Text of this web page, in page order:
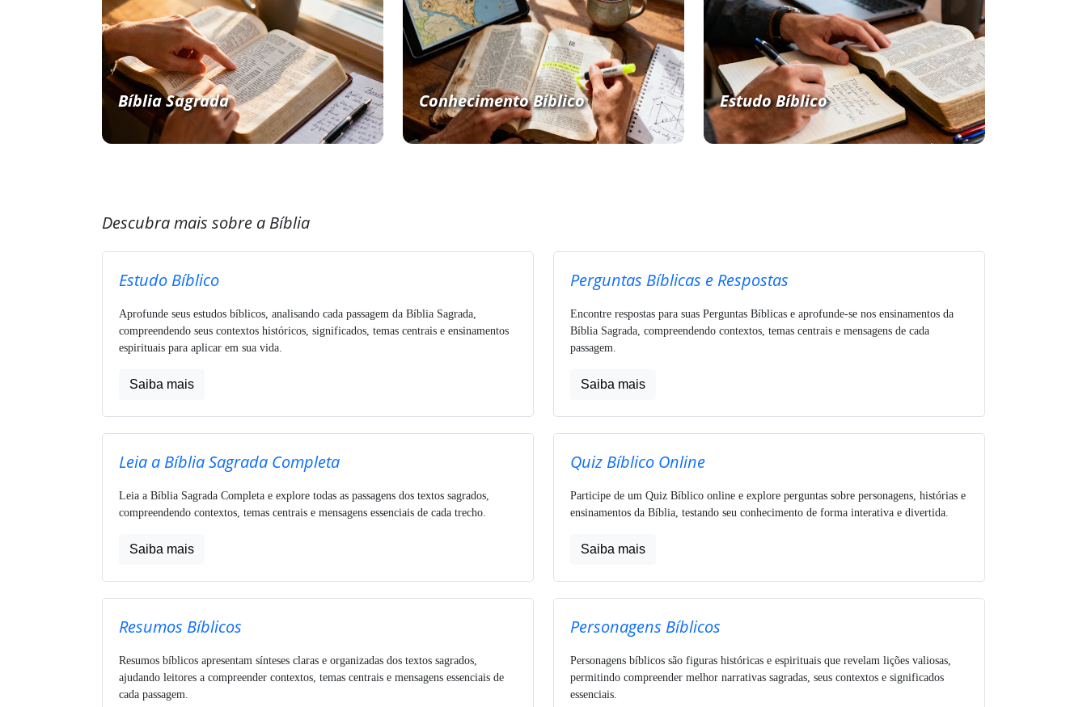
Bíblia Sagrada Conhecimento Bíblico Estudo Bíblico
Descubra mais sobre a Bíblia
Estudo Bíblico
Aprofunde seus estudos bíblicos, analisando cada passagem da Bíblia Sagrada,
compreendendo seus contextos históricos, significados, temas centrais e ensinamentos
espirituais para aplicar em sua vida.
Saiba mais
Perguntas Bíblicas e Respostas
Encontre respostas para suas Perguntas Bíblicas e aprofunde-se nos ensinamentos da
Bíblia Sagrada, compreendendo contextos, temas centrais e mensagens de cada
passagem.
Saiba mais
Leia a Bíblia Sagrada Completa
Leia a Bíblia Sagrada Completa e explore todas as passagens dos textos sagrados,
compreendendo contextos, temas centrais e mensagens essenciais de cada trecho.
Saiba mais
Quiz Bíblico Online
Participe de um Quiz Bíblico online e explore perguntas sobre personagens, histórias e
ensinamentos da Bíblia, testando seu conhecimento de forma interativa e divertida.
Saiba mais
Resumos Bíblicos
Resumos bíblicos apresentam sínteses claras e organizadas dos textos sagrados,
ajudando leitores a compreender contextos, temas centrais e mensagens essenciais de
cada passagem.
Personagens Bíblicos
Personagens bíblicos são figuras históricas e espirituais que revelam lições valiosas,
permitindo compreender melhor narrativas sagradas, seus contextos e significados
essenciais.